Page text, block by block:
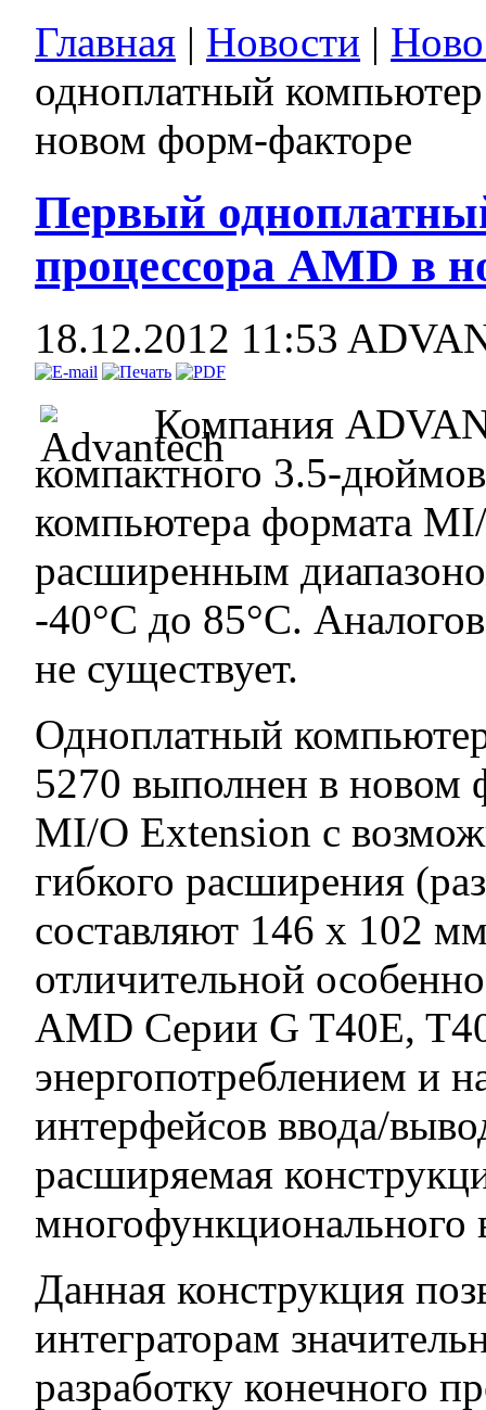
Главная | Новости |
одноплатный
новом форм-факторе
Первый
процессора AMD в
18.12.2012 11:53
Компания
компактного 3.5-
компьютера формата
расширенным
-40°C до 85°C.
не существует.
Одноплатный
5270 выполнен в новом
MI/O Extension с
гибкого расширения
составляют 146 x 102
отличительной
AMD Серии G T40E,
энергопотреблением и
интерфейсов ввода/
расширяемая
многофункционального
Данная конструкция
интеграторам
разработку конечного